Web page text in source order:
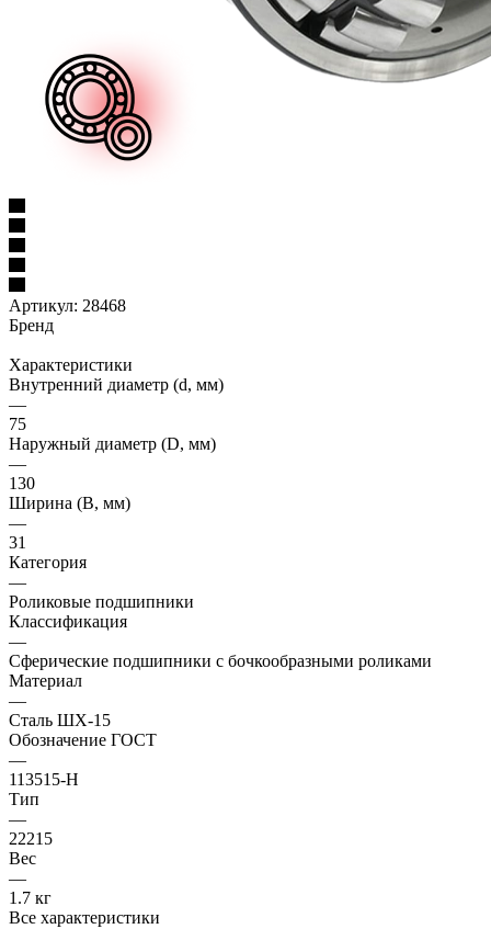
Артикул: 28468
Бренд
Характеристики
Внутренний диаметр (d, мм)
—
75
Наружный диаметр (D, мм)
—
130
Ширина (B, мм)
—
31
Категория
—
Роликовые подшипники
Классификация
—
Сферические подшипники с бочкообразными роликами
Материал
—
Сталь ШХ-15
Обозначение ГОСТ
—
113515-Н
Тип
—
22215
Вес
—
1.7 кг
Все характеристики